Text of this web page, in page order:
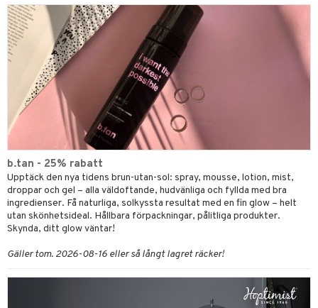
b.tan - 25% rabatt
Upptäck den nya tidens brun-utan-sol: spray, mousse, lotion, mist,
droppar och gel – alla väldoftande, hudvänliga och fyllda med bra
ingredienser. Få naturliga, solkyssta resultat med en fin glow – helt
utan skönhetsideal. Hållbara förpackningar, pålitliga produkter.
Skynda, ditt glow väntar!
Gäller tom. 2026-08-16 eller så långt lagret räcker!